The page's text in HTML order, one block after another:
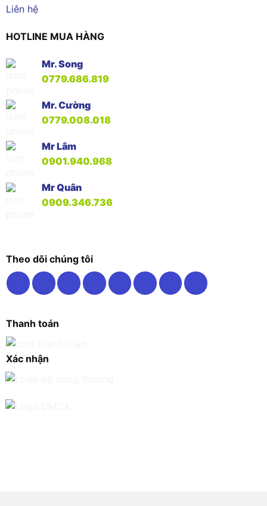
Liên hệ
HOTLINE MUA HÀNG
Mr. Song
0779.686.819
Mr. Cường
0779.008.018
Mr Lâm
0901.940.968
Mr Quân
0909.346.736
Theo dõi chúng tôi
Thanh toán
Xác nhận